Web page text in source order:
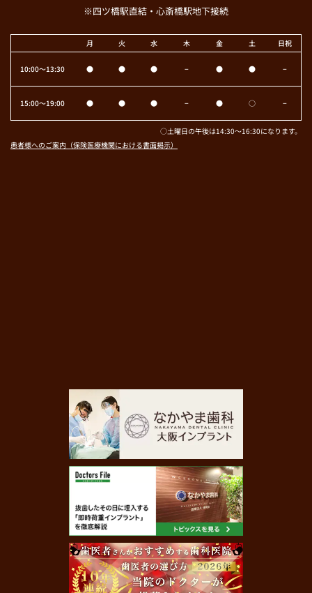
※四ツ橋駅直結・心斎橋駅地下接続
月 火 水 木 金 土 日祝
10:00〜13:30 ● ● ● − ● ● −
15:00〜19:00 ● ● ● − ● ○ −
○土曜日の午後は14:30～16:30になります。
患者様へのご案内（保険医療機関における書面掲示）